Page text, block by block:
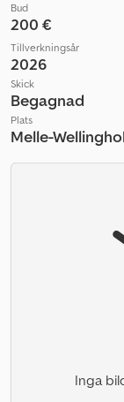
Bud
200 €
Tillverkningsår
2026
Skick
Begagnad
Plats
Melle-
Inga